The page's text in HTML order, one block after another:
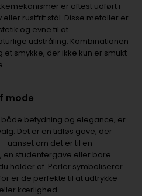
er oftest udført i
rustfrit stål. Disse metaller er
og evne til at
udstråling. Kombinationen
smykke, der ikke kun er smukt
mode
betydning og elegance, er
Det er en tidløs gave, der
uanset om det er til en
en studentergave eller bare
holder af. Perler symboliserer
er de perfekte til at udtrykke
kærlighed.